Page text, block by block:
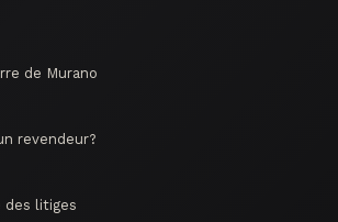
de Murano
revendeur?
des litiges